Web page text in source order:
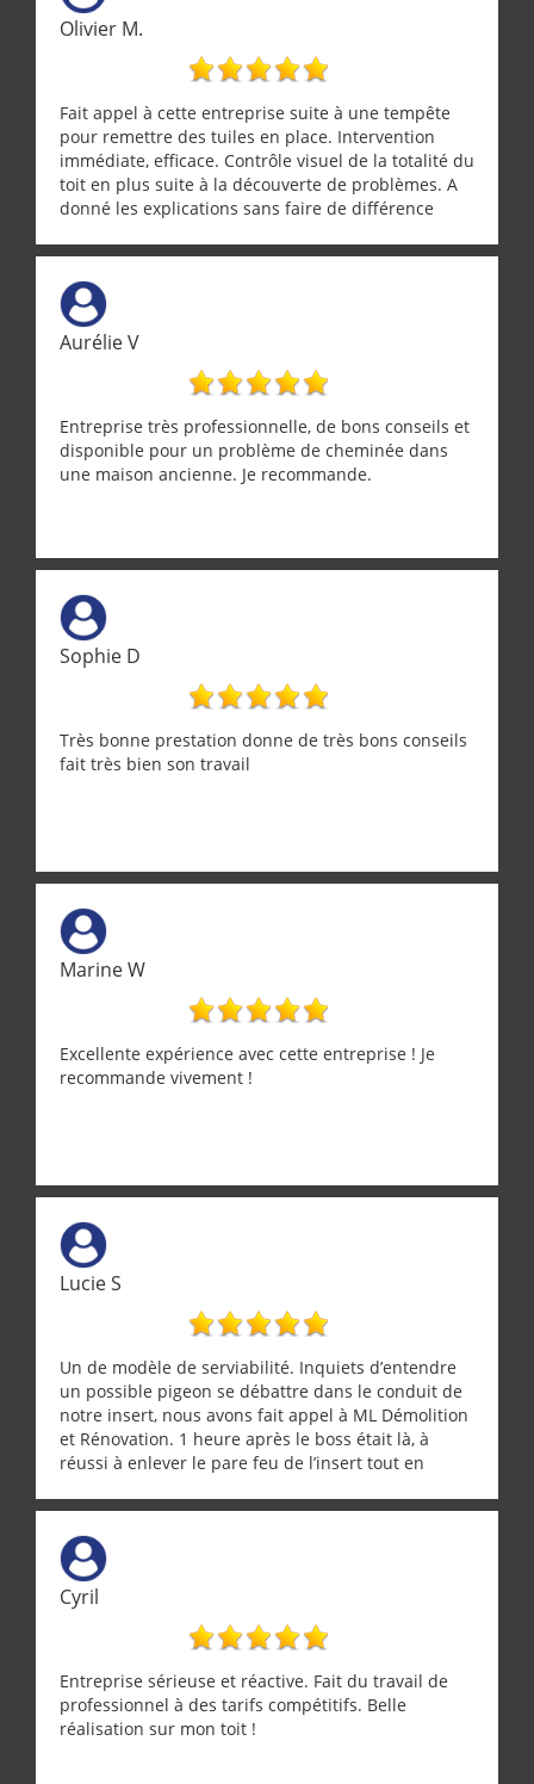
Olivier M.
Fait appel à cette entreprise suite à une tempête
pour remettre des tuiles en place. Intervention
immédiate, efficace. Contrôle visuel de la totalité du
toit en plus suite à la découverte de problèmes. A
donné les explications sans faire de différence
Aurélie V
Entreprise très professionnelle, de bons conseils et
disponible pour un problème de cheminée dans
une maison ancienne. Je recommande.
Sophie D
Très bonne prestation donne de très bons conseils
fait très bien son travail
Marine W
Excellente expérience avec cette entreprise ! Je
recommande vivement !
Lucie S
Un de modèle de serviabilité. Inquiets d’entendre
un possible pigeon se débattre dans le conduit de
notre insert, nous avons fait appel à ML Démolition
et Rénovation. 1 heure après le boss était là, à
réussi à enlever le pare feu de l’insert tout en
tourterelle et s’est ensuite patiemment occupé de
l’oiseau jusqu’à ce qu’il reprenne ses esprits et
puisse s’envoler. Après quoi il a procédé au
ramonage de notre insert avec dextérité et une
grande propreté, nous gratifiant également de
nombreux conseils concernant d’autres sujets. Un
entrepreneur comme on souhaite en rencontrer.
Encore un grand merci à lui.
Cyril
Entreprise sérieuse et réactive. Fait du travail de
professionnel à des tarifs compétitifs. Belle
réalisation sur mon toit !